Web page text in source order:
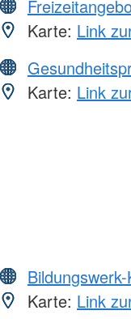
Karte: Link
Karte: Link
Karte: Link